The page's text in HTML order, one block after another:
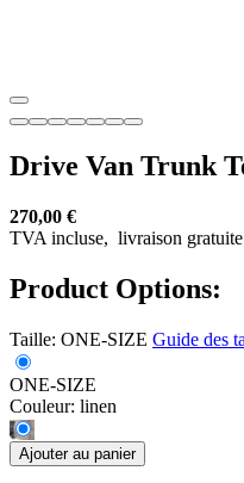
Drive Van Trunk
270,00 €
TVA incluse, livraison gratuite
Product Options:
Taille: ONE-SIZE Guide des
ONE-SIZE
Couleur: linen
Ajouter au panier